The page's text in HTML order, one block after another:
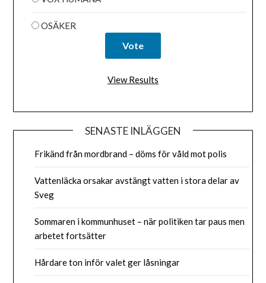
OSÄKER
View Results
SENASTE INLÄGGEN
Frikänd från mordbrand – döms för våld mot polis
Vattenläcka orsakar avstängt vatten i stora delar av
Sveg
Sommaren i kommunhuset – när politiken tar paus men
arbetet fortsätter
Hårdare ton inför valet ger låsningar